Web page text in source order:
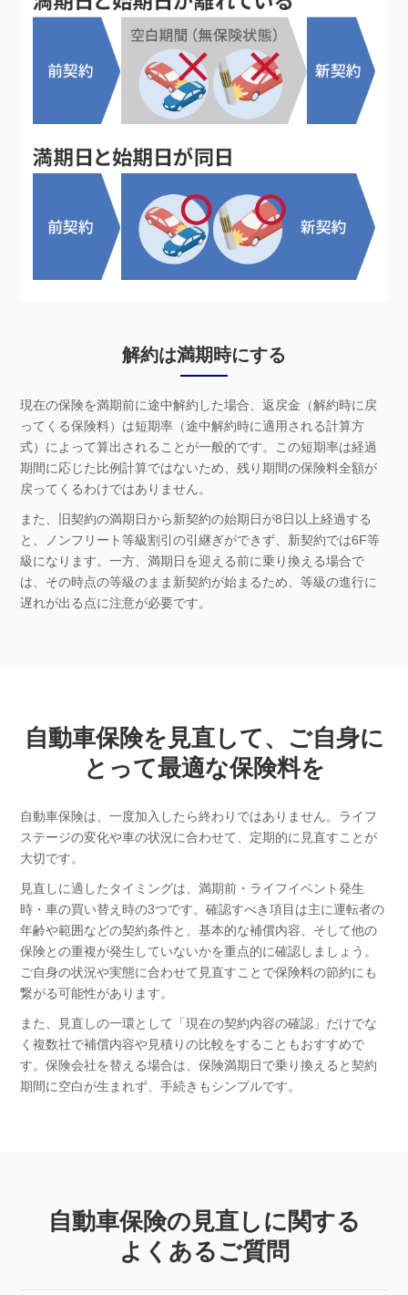
解約は満期時にする
現在の保険を満期前に途中解約した場合、返戻金（解約時に戻
ってくる保険料）は短期率（途中解約時に適用される計算方
式）によって算出されることが一般的です。この短期率は経過
期間に応じた比例計算ではないため、残り期間の保険料全額が
戻ってくるわけではありません。
また、旧契約の満期日から新契約の始期日が8日以上経過する
と、ノンフリート等級割引の引継ぎができず、新契約では6F等
級になります。一方、満期日を迎える前に乗り換える場合で
は、その時点の等級のまま新契約が始まるため、等級の進行に
遅れが出る点に注意が必要です。
自動車保険を見直して、ご自身に
とって最適な保険料を
自動車保険は、一度加入したら終わりではありません。ライフ
ステージの変化や車の状況に合わせて、定期的に見直すことが
大切です。
見直しに適したタイミングは、満期前・ライフイベント発生
時・車の買い替え時の3つです。確認すべき項目は主に運転者の
年齢や範囲などの契約条件と、基本的な補償内容、そして他の
保険との重複が発生していないかを重点的に確認しましょう。
ご自身の状況や実態に合わせて見直すことで保険料の節約にも
繋がる可能性があります。
また、見直しの一環として「現在の契約内容の確認」だけでな
く複数社で補償内容や見積りの比較をすることもおすすめで
す。保険会社を替える場合は、保険満期日で乗り換えると契約
期間に空白が生まれず、手続きもシンプルです。
自動車保険の見直しに関する
よくあるご質問